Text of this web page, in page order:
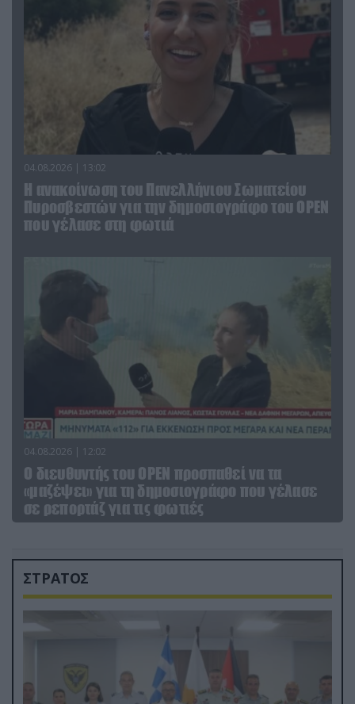
04.08.2026 | 13:02
Η ανακοίνωση του Πανελλήνιου Σωματείου
Πυροσβεστών για την δημοσιογράφο του OPEN
που γέλασε στη φωτιά
04.08.2026 | 12:02
O διευθυντής του OPEN προσπαθεί να τα
«μαζέψει» για τη δημοσιογράφο που γέλασε
σε ρεπορτάζ για τις φωτιές
ΣΤΡΑΤΟΣ